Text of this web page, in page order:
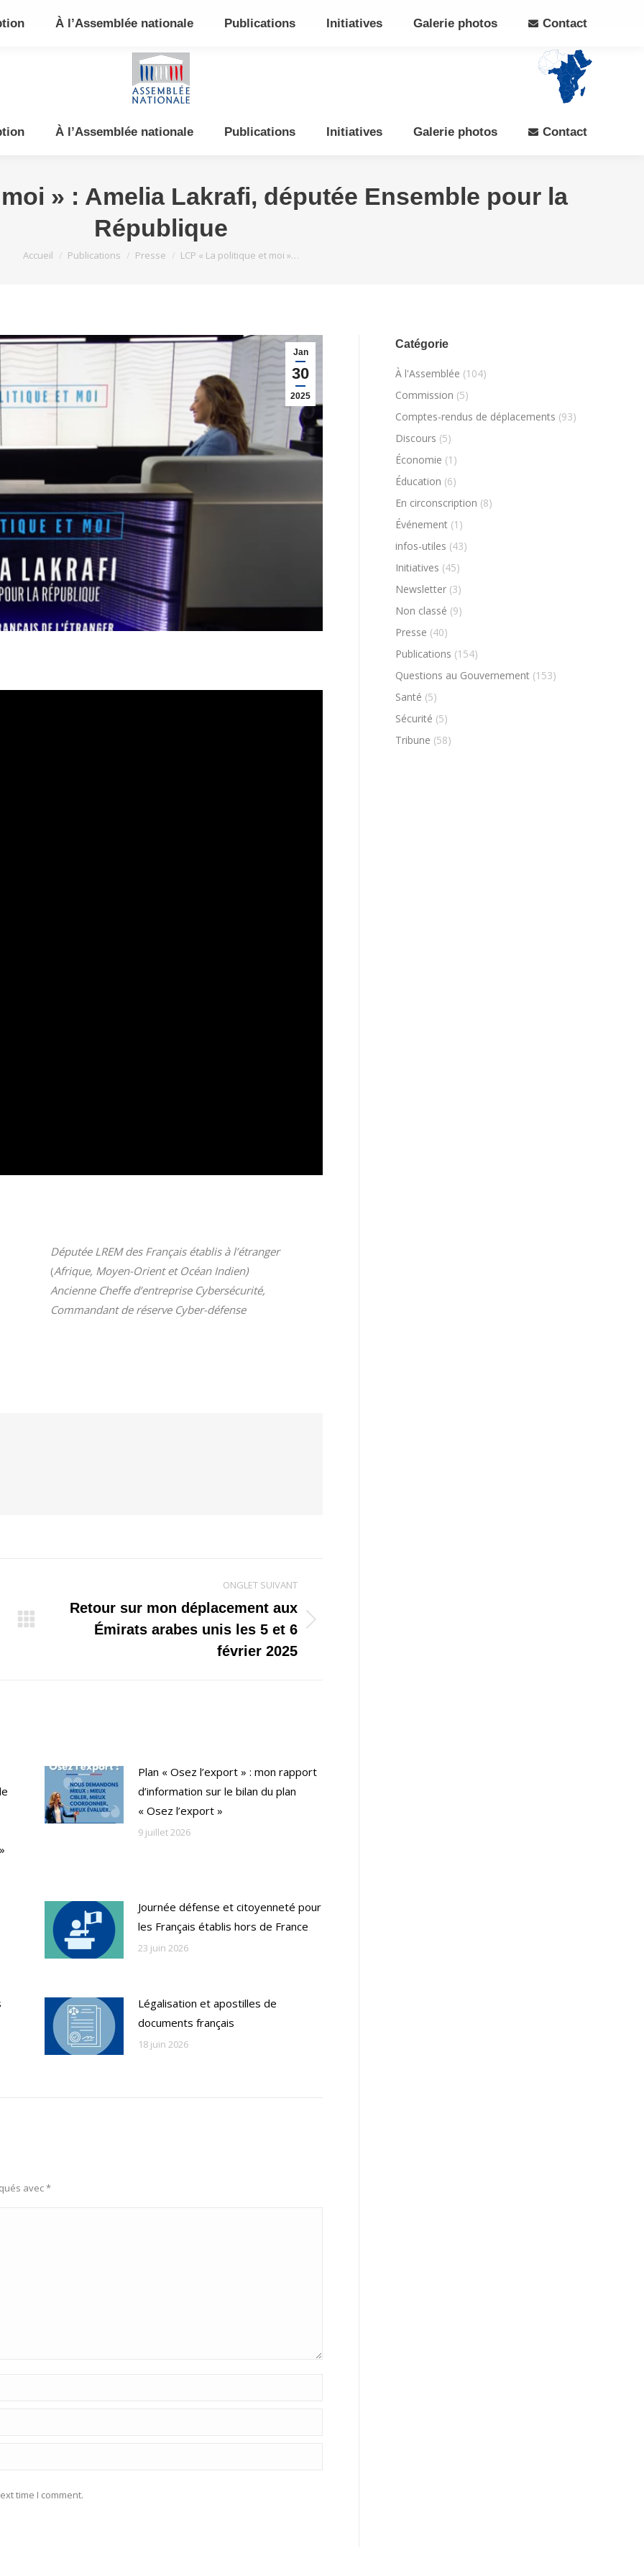
Facebook
opens
in
new
X
opens
in
new
À l’Assemblée nationale Publications Initiatives Galerie photos Contact
» : Amelia Lakrafi, députée Ensemble pour la
République
Vous êtes ici :
Accueil Publications Presse LCP « La politique et moi »…
Jan
30
2025
Députée LREM des Français établis à l’étranger
(Afrique, Moyen-Orient et Océan Indien)
Ancienne Cheffe d’entreprise Cybersécurité,
Commandant de réserve Cyber-défense
ONGLET SUIVANT
Retour sur mon déplacement aux
Émirats arabes unis les 5 et 6
février 2025
Plan « Osez l’export » : mon rapport
d’information sur le bilan du plan
« Osez l’export »
9 juillet 2026
Journée défense et citoyenneté pour
les Français établis hors de France
23 juin 2026
Légalisation et apostilles de
documents français
18 juin 2026
avec*
time I comment.
Catégorie
À l'Assemblée (104)
Commission (5)
Comptes-rendus de déplacements (93)
Discours (5)
Économie (1)
Éducation (6)
En circonscription (8)
Événement (1)
infos-utiles (43)
Initiatives (45)
Newsletter (3)
Non classé (9)
Presse (40)
Publications (154)
Questions au Gouvernement (153)
Santé (5)
Sécurité (5)
Tribune (58)
À l’Assemblée nationale Publications Initiatives Galerie photos Contact